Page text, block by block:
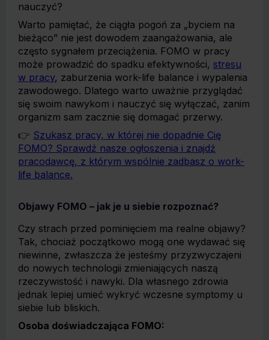
nauczyć?
Warto pamiętać, że ciągła pogoń za „byciem na
bieżąco” nie jest dowodem zaangażowania, ale
często sygnałem przeciążenia. FOMO w pracy
może prowadzić do spadku efektywności, stresu
w pracy, zaburzenia work-life balance i wypalenia
zawodowego. Dlatego warto uważnie przyglądać
się swoim nawykom i nauczyć się wyłączać, zanim
organizm sam zacznie się domagać przerwy.
👉 Szukasz pracy, w której nie dopadnie Cię
FOMO? Sprawdź nasze ogłoszenia i znajdź
pracodawcę, z którym wspólnie zadbasz o work-
life balance.
Objawy FOMO – jak je u siebie rozpoznać?
Czy strach przed pominięciem ma realne objawy?
Tak, chociaż początkowo mogą one wydawać się
niewinne, zwłaszcza że jesteśmy przyzwyczajeni
do nowych technologii zmieniających naszą
rzeczywistość i nawyki. Dla własnego zdrowia
jednak lepiej umieć wykryć wczesne symptomy u
siebie lub bliskich.
Osoba doświadczająca FOMO: